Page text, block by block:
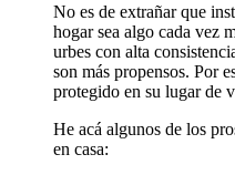
No es de extrañar que
hogar sea algo cada vez
urbes con alta
son más propensos. Por
protegido en su lugar de
He acá algunos de los
en casa: